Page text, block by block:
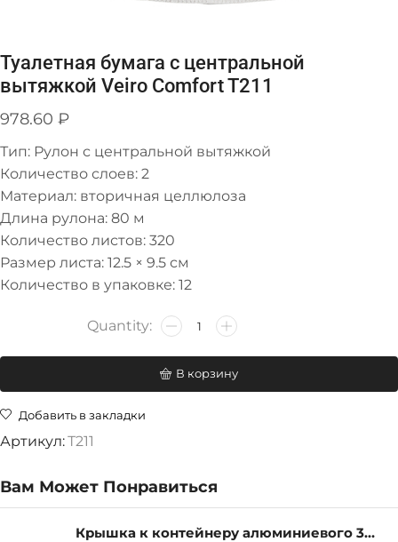
Туалетная бумага с центральной
вытяжкой Veiro Comfort T211
978.60 ₽
Тип: Рулон с центральной вытяжкой
Количество слоев: 2
Материал: вторичная целлюлоза
Длина рулона: 80 м
Количество листов: 320
Размер листа: 12.5 × 9.5 см
Количество в упаковке: 12
В корзину
Добавить в закладки
Артикул:Т211
Вам Может Понравиться
Крышка к контейнеру алюминиевого 380мл